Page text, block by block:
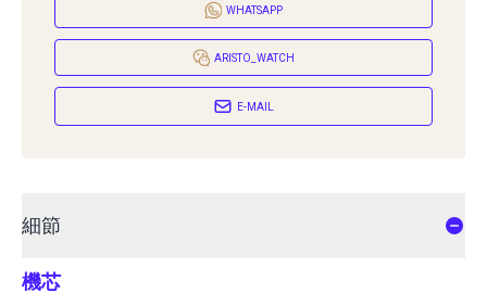
WHATSAPP
ARISTO_WATCH
E-MAIL
細節
機芯